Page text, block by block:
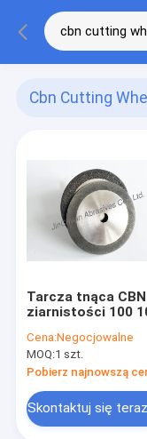
Cbn Cutting
Tarcza tnąca
ziarnistości 100
Usuwanie powłok
podłogowych
Cena:Negocjowalne
MOQ:1 szt.
Pobierz najnowszą
Skontaktuj się teraz